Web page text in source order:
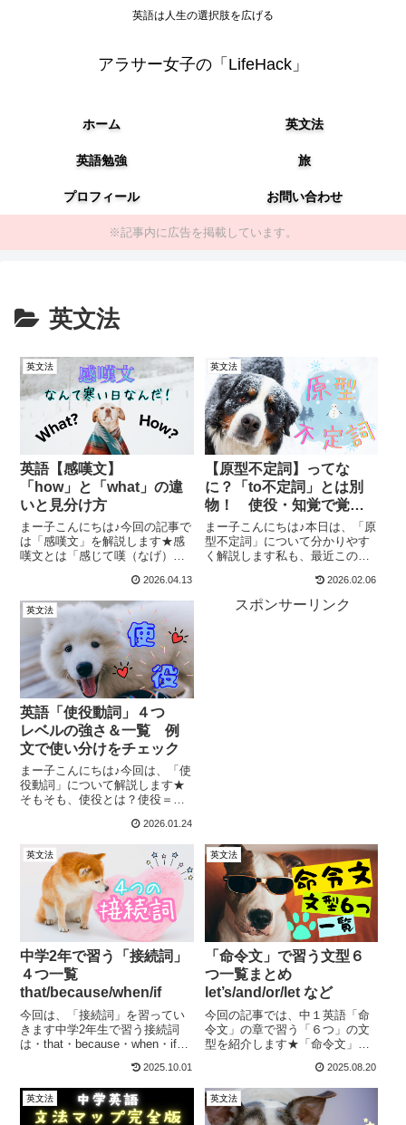
英語は人生の選択肢を広げる
アラサー女子の「LifeHack」
ホーム 英文法
英語勉強 旅
プロフィール お問い合わせ
※記事内に広告を掲載しています。
英文法
英文法
英語【感嘆文】
「how」と「what」の違
いと見分け方
まー子こんにちは♪今回の記事で
は「感嘆文」を解説します★感
嘆文とは「感じて嘆（なげ）
げ）く文つまり、「あぁ、なん
て美しいんだ」「あぁ、なんて
最悪な日なんだ」などなど、何
かを感じて、いい意味でも悪い
意味でも嘆（なげ）...
2026.04.13
英文法
【原型不定詞】ってな
に？「to不定詞」とは別
物！ 使役・知覚で覚え
よう
まー子こんにちは♪本日は、「原
型不定詞」について分かりやす
く解説します私も、最近この言
うと、こんな言葉、わざわざ覚
えなくていいです。「どんな時
に使うのか」さえ押さえておけ
2026.02.06
英文法
英語「使役動詞」４つ
レベルの強さ＆一覧 例
文で使い分けをチェック
まー子こんにちは♪今回は、「使
役動詞」について解説します★
そもそも、使役とは？使役＝他
ること国語の授業でも出てきま
したよね「〜せる」「〜させ
る」ってやつですこれの英語
版。英語の使役動詞には4種類あ
ります・make...
2026.01.24
スポンサーリンク
英文法
中学2年で習う「接続詞」
４つ一覧
that/because/when/if
今回は、「接続詞」を習ってい
きます中学2年生で習う接続詞
は・that・because・when・ifの
いろいろありますたとえば、
「but」「and」「or」など。で
も、接続詞の中でも、使い方が
少し難しい、この４つ...
2025.10.01
英文法
「命令文」で習う文型６
つ一覧まとめ
let’s/and/or/let など
今回の記事では、中１英語「命
令文」の章で習う「６つ」の文
型を紹介します★「命令文」で
の原形で始まる命令文②Don’t ～
の否定命令文③Let’s ～ の勧誘
④Please ～ の丁寧な依頼⑤Let
me ～ の...
2025.08.20
英文法 英文法